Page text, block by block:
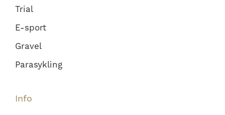
Trial
E-sport
Gravel
Parasykling
Info